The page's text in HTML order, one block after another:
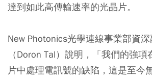
達到如此高傳輸速率的光晶片。
New Photonics光學連線事業部資
（Doron Tal）說明，「我們的強
片中處理電訊號的缺陷，這是至今